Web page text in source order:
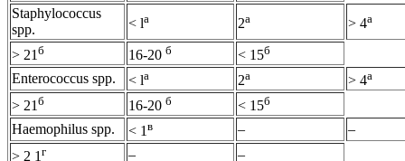
Staphylococcus
spp.
< la 2a > 4a
> 21 б 16-20 б < 15б
Enterococcus spp. < la 2a > 4a
> 21 б 16-20 б < 15б
Haemophilus spp. < 1 в –
–
> 2 1 г – –